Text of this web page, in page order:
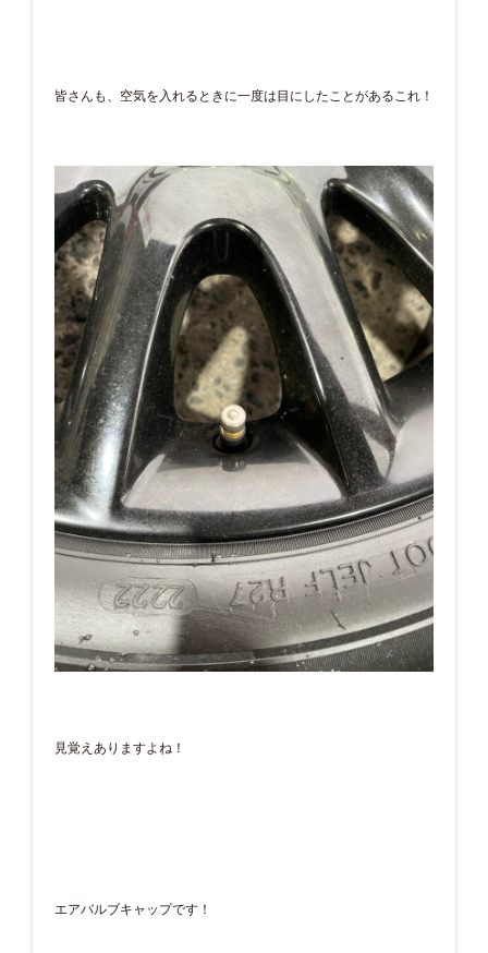
皆さんも、空気を入れるときに一度は目にしたことがあるこれ！
見覚えありますよね！
エアバルブキャップです！